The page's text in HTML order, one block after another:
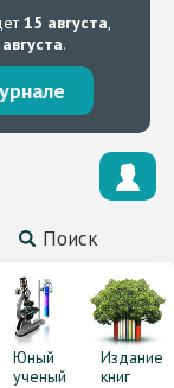
15 августа,
.
Поиск
Юный
ученый
Издание
книг